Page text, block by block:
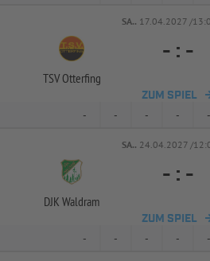
SA.. 17.04.2027 /
TSV Otterfing
- : -
ZUM SPIEL
- - - - -
SA.. 24.04.2027 /
DJK Waldram
- : -
ZUM SPIEL
- - - - -